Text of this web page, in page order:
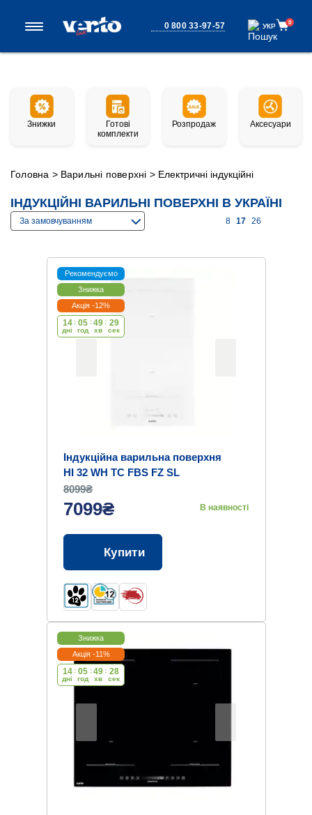
0 800 33-97-57 УКР
УКР 0
Знижки
Готові
комплекти
Розпродаж Аксесуари
Головна > Варильні поверхні > Електричні індукційні
ІНДУКЦІЙНІ ВАРИЛЬНІ ПОВЕРХНІ В УКРАЇНІ
За замовчуванням 8 17 26
Рекомендуємо
Знижка
Акція -12%
14
дні
: 05
год
:49
хв
: 28
cек
Індукційна варильна поверхня
HI 32 WH TC FBS FZ SL
8099₴
7099₴ В наявності
Купити
Знижка
Акція -11%
14
дні
: 05
год
:49
хв
: 27
cек